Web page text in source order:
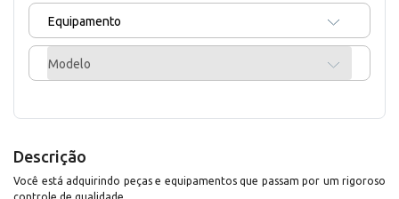
Equipamento
Modelo
Descrição
Você está adquirindo peças e equipamentos que passam por um rigoroso